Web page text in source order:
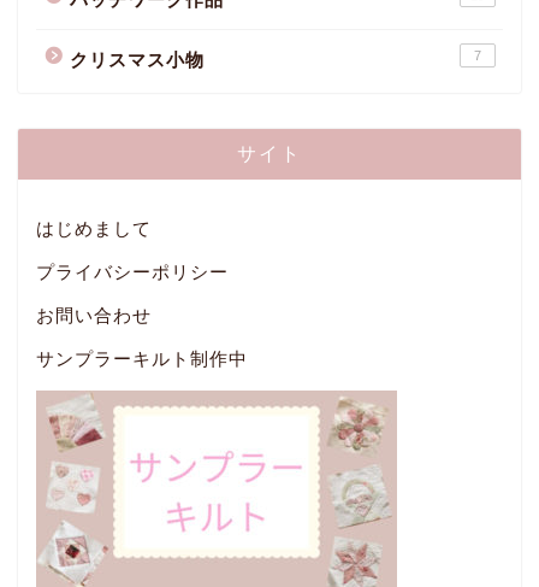
クリスマス小物 7
サイト
はじめまして
プライバシーポリシー
お問い合わせ
サンプラーキルト制作中